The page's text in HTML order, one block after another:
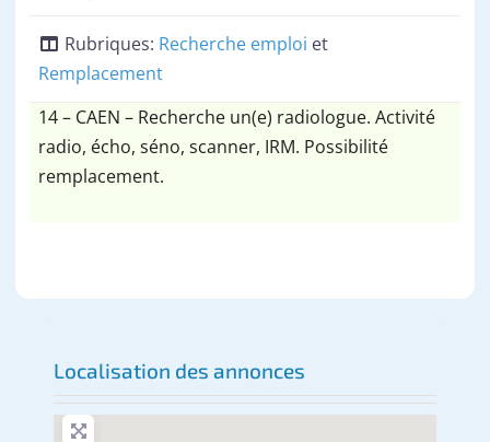
Rubriques: Recherche emploi et
Remplacement
14 – CAEN – Recherche un(e) radiologue. Activité
radio, écho, séno, scanner, IRM. Possibilité
remplacement.
Localisation des annonces